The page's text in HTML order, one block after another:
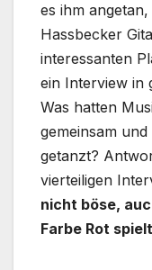
es ihm
Hassbecker
interessanten
ein Interview in
Was hatten
gemeinsam
getanzt?
vierteiligen
nicht böse,
Farbe Rot